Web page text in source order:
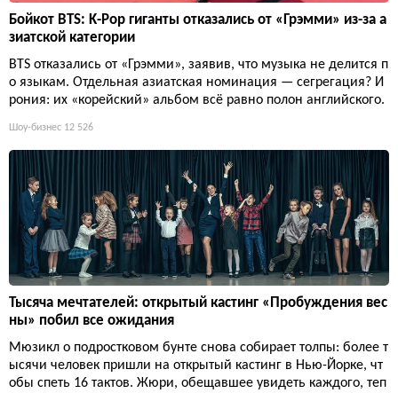
Бойкот BTS: K-Pop гиганты отказались от «Грэмми» из-за а
зиатской категории
BTS отказались от «Грэмми», заявив, что музыка не делится п
о языкам. Отдельная азиатская номинация — сегрегация? И
рония: их «корейский» альбом всё равно полон английского.
Шоу-бизнес 12 526
Тысяча мечтателей: открытый кастинг «Пробуждения вес
ны» побил все ожидания
Мюзикл о подростковом бунте снова собирает толпы: более т
ысячи человек пришли на открытый кастинг в Нью-Йорке, чт
обы спеть 16 тактов. Жюри, обещавшее увидеть каждого, теп